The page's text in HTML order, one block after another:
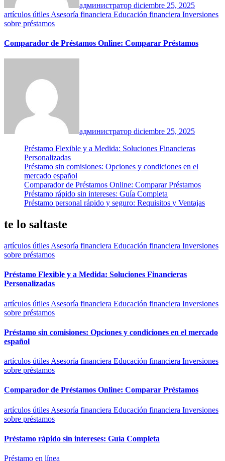
администратор diciembre 25, 2025
artículos útiles Asesoría financiera Educación financiera Inversiones
sobre préstamos
Comparador de Préstamos Online: Comparar Préstamos
администратор diciembre 25, 2025
Préstamo Flexible y a Medida: Soluciones Financieras
Personalizadas
Préstamo sin comisiones: Opciones y condiciones en el
mercado español
Comparador de Préstamos Online: Comparar Préstamos
Préstamo rápido sin intereses: Guía Completa
Préstamo personal rápido y seguro: Requisitos y Ventajas
te lo saltaste
artículos útiles Asesoría financiera Educación financiera Inversiones
sobre préstamos
Préstamo Flexible y a Medida: Soluciones Financieras
Personalizadas
artículos útiles Asesoría financiera Educación financiera Inversiones
sobre préstamos
Préstamo sin comisiones: Opciones y condiciones en el mercado
español
artículos útiles Asesoría financiera Educación financiera Inversiones
sobre préstamos
Comparador de Préstamos Online: Comparar Préstamos
artículos útiles Asesoría financiera Educación financiera Inversiones
sobre préstamos
Préstamo rápido sin intereses: Guía Completa
Préstamo en línea